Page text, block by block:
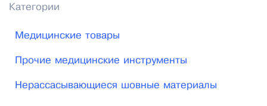
Категории
Медицинские товары
Прочие медицинские инструменты
Нерассасывающиеся шовные материалы